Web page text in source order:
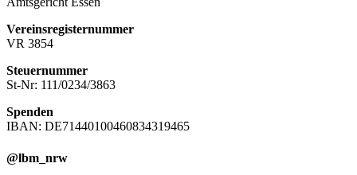
Vereinsregisternummer
VR 3854
Steuernummer
St-Nr: 111/0234/3863
Spenden
IBAN: DE71440100460834319465
@lbm_nrw